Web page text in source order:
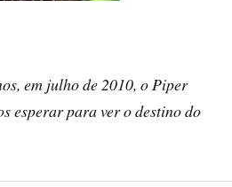
em julho de 2010, o Piper
esperar para ver o destino do